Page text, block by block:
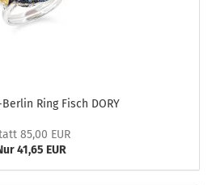
​Berlin Ring Fisch DORY
85,00 EUR
41,65 EUR